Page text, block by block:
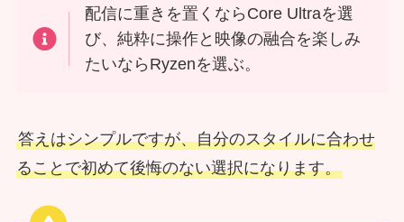
配信に重きを置くならCore Ultraを選
び、純粋に操作と映像の融合を楽しみ
たいならRyzenを選ぶ。
答えはシンプルですが、自分のスタイルに合わせ
ることで初めて後悔のない選択になります。